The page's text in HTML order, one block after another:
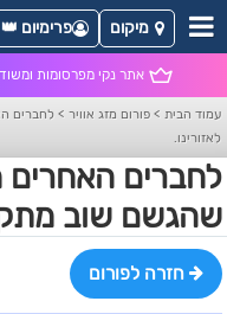
אתר נקי מפרסומות
מיקום פרימיום 👑
עמוד הבית > פורום מזג אוויר > לחברים
לאזורינו.
לחברים האחרים
שהגשם שוב
חזרה לפורום